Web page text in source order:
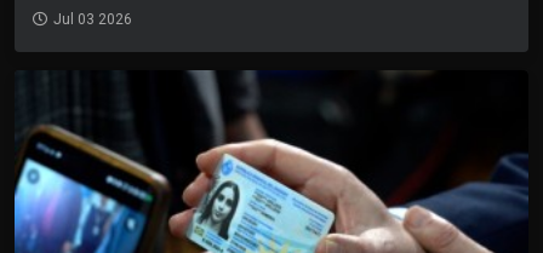
Jul 03 2026